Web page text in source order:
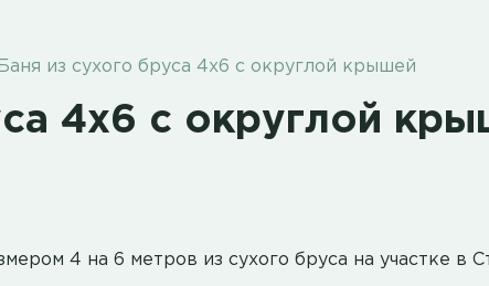
Баня из сухого бруса 4х6 с округлой крышей
4х6 с округлой
4 на 6 метров из сухого бруса на участке в